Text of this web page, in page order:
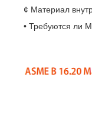
¢ Материал
• Требуются ли